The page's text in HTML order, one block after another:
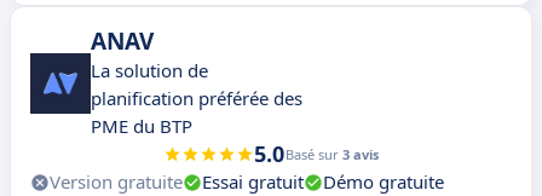
ANAV
La solution de
planification préférée des
PME du BTP
5.0Basé sur 3 avis
Version gratuite Essai gratuit
Démo gratuite